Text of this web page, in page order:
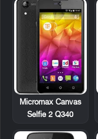
Micromax Canvas
Selfie 2 Q340